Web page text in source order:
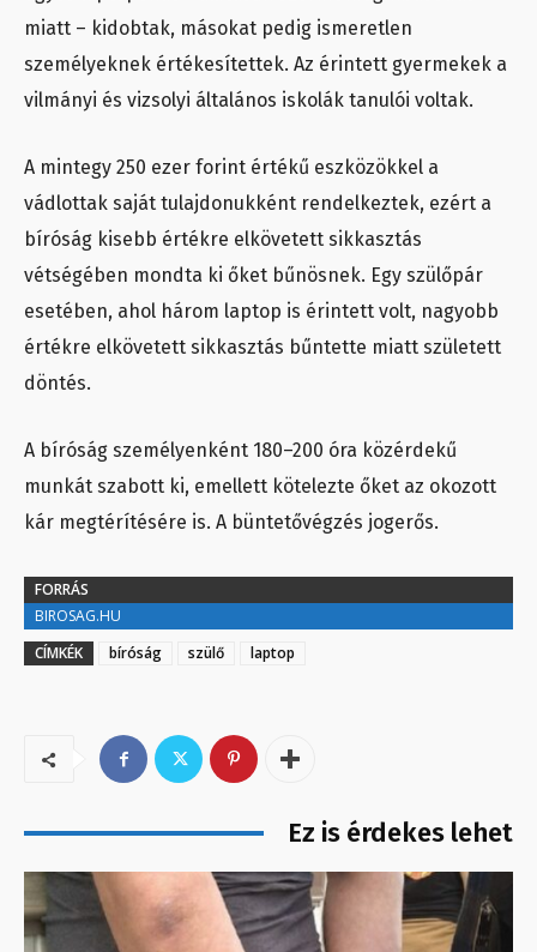
miatt – kidobtak, másokat pedig ismeretlen
személyeknek értékesítettek. Az érintett gyermekek a
vilmányi és vizsolyi általános iskolák tanulói voltak.
A mintegy 250 ezer forint értékű eszközökkel a
vádlottak saját tulajdonukként rendelkeztek, ezért a
bíróság kisebb értékre elkövetett sikkasztás
vétségében mondta ki őket bűnösnek. Egy szülőpár
esetében, ahol három laptop is érintett volt, nagyobb
értékre elkövetett sikkasztás bűntette miatt született
döntés.
A bíróság személyenként 180–200 óra közérdekű
munkát szabott ki, emellett kötelezte őket az okozott
kár megtérítésére is. A büntetővégzés jogerős.
FORRÁS
BIROSAG.HU
CÍMKÉK
bíróság szülő laptop
Ez is érdekes lehet